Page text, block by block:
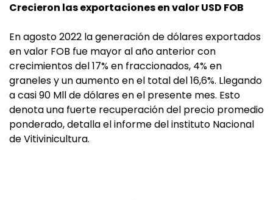
Crecieron las exportaciones en valor USD FOB
En agosto 2022 la generación de dólares exportados
en valor FOB fue mayor al año anterior con
crecimientos del 17% en fraccionados, 4% en
graneles y un aumento en el total del 16,6%. Llegando
a casi 90 Mll de dólares en el presente mes. Esto
denota una fuerte recuperación del precio promedio
ponderado, detalla el informe del instituto Nacional
de Vitivinicultura.